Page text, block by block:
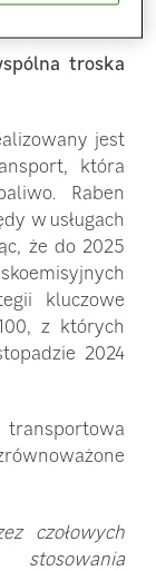
troska
jest
która
Raben
w usługach
że do 2025
kluczowe
z których
2024
transportowa
czołowych